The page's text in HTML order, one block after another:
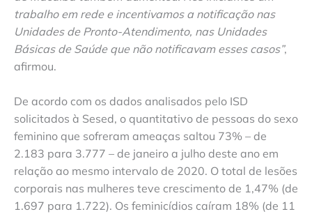
trabalho em rede e incentivamos a notificação nas
Unidades de Pronto-Atendimento, nas Unidades
Básicas de Saúde que não notificavam esses casos”,
afirmou.
De acordo com os dados analisados pelo ISD
solicitados à Sesed, o quantitativo de pessoas do sexo
feminino que sofreram ameaças saltou 73% – de
2.183 para 3.777 – de janeiro a julho deste ano em
relação ao mesmo intervalo de 2020. O total de lesões
corporais nas mulheres teve crescimento de 1,47% (de
1.697 para 1.722). Os feminicídios caíram 18% (de 11